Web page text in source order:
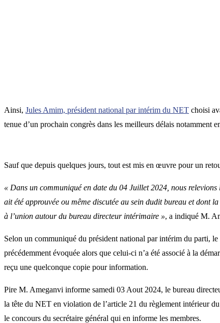
Ainsi, Jules Amim, président national par intérim du NET choisi
tenue d’un prochain congrès dans les meilleurs délais notamment
Sauf que depuis quelques jours, tout est mis en œuvre pour un
« Dans un communiqué en date du 04 Juillet 2024, nous
ait été approuvée ou même discutée au sein dudit bureau et
à l’union autour du bureau directeur intérimaire », a indiqué M.
Selon un communiqué du président national par intérim du parti,
précédemment évoquée alors que celui-ci n’a été associé à la
reçu une quelconque copie pour information.
Pire M. Ameganvi informe samedi 03 Aout 2024, le bureau
la tête du NET en violation de l’article 21 du règlement intérieur
le concours du secrétaire général qui en informe les membres.